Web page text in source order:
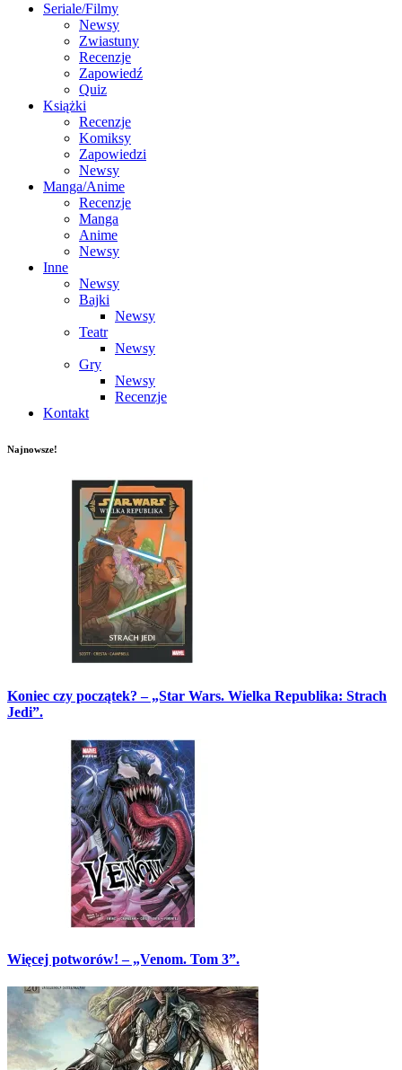
Seriale/Filmy
Newsy
Zwiastuny
Recenzje
Zapowiedź
Quiz
Książki
Recenzje
Komiksy
Zapowiedzi
Newsy
Manga/Anime
Recenzje
Manga
Anime
Newsy
Inne
Newsy
Bajki
Newsy
Teatr
Newsy
Gry
Newsy
Recenzje
Kontakt
Najnowsze!
Koniec czy początek? – „Star Wars. Wielka Republika: Strach
Jedi”.
Więcej potworów! – „Venom. Tom 3”.